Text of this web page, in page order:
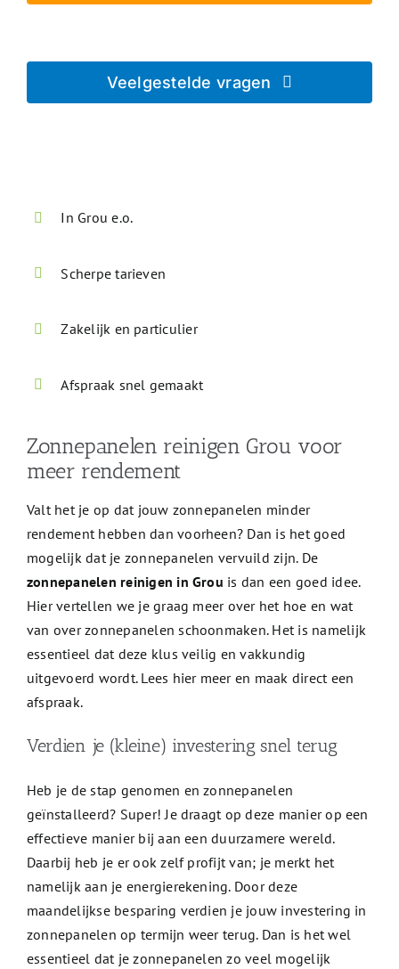
Veelgestelde vragen
In Grou e.o.
Scherpe tarieven
Zakelijk en particulier
Afspraak snel gemaakt
Zonnepanelen reinigen Grou voor
meer rendement
Valt het je op dat jouw zonnepanelen minder
rendement hebben dan voorheen? Dan is het goed
mogelijk dat je zonnepanelen vervuild zijn. De
zonnepanelen reinigen in Grou is dan een goed idee.
Hier vertellen we je graag meer over het hoe en wat
van over zonnepanelen schoonmaken. Het is namelijk
essentieel dat deze klus veilig en vakkundig
uitgevoerd wordt. Lees hier meer en maak direct een
afspraak.
Verdien je (kleine) investering snel terug
Heb je de stap genomen en zonnepanelen
geïnstalleerd? Super! Je draagt op deze manier op een
effectieve manier bij aan een duurzamere wereld.
Daarbij heb je er ook zelf profijt van; je merkt het
namelijk aan je energierekening. Door deze
maandelijkse besparing verdien je jouw investering in
zonnepanelen op termijn weer terug. Dan is het wel
essentieel dat je zonnepanelen zo veel mogelijk